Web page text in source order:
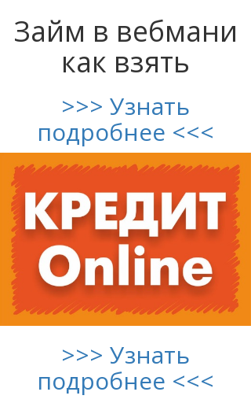
Займ в вебмани
как взять
>>> Узнать
подробнее <<<
>>> Узнать
подробнее <<<